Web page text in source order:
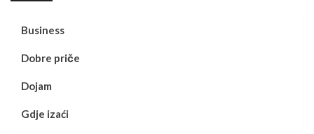
Business
Dobre priče
Dojam
Gdje izaći